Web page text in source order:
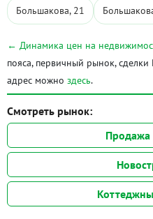
Большакова, 21
← Динамика цен на
пояса, первичный рынок, сделки
адрес можно здесь.
Смотреть рынок:
Продажа